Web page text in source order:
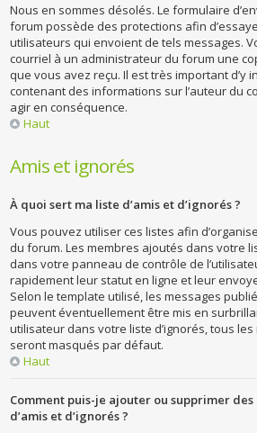
Nous en sommes désolés. Le formulaire
forum possède des protections afin
utilisateurs qui envoient de tels messages.
courriel à un administrateur du forum une
que vous avez reçu. Il est très important d’y
contenant des informations sur l’auteur du
agir en conséquence.
Haut
Amis et ignorés
À quoi sert ma liste d’amis et d’ignorés ?
Vous pouvez utiliser ces listes afin
du forum. Les membres ajoutés dans votre
dans votre panneau de contrôle de
rapidement leur statut en ligne et leur
Selon le template utilisé, les messages
peuvent éventuellement être mis en
utilisateur dans votre liste d’ignorés, tous les
seront masqués par défaut.
Haut
Comment puis-je ajouter ou supprimer
d’amis et d’ignorés ?